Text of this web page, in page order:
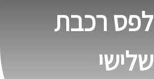
לפס רכבת
שלישי